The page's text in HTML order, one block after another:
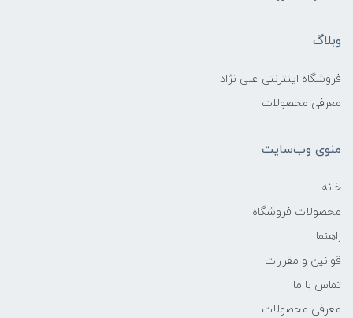
وبلاگ
فروشگاه اینترنتی علی نژاد
معرفی محصولات
منوی وب‌سایت
خانه
محصولات فروشگاه
راهنما
قوانین و مقررات
تماس با ما
معرفی محصولات